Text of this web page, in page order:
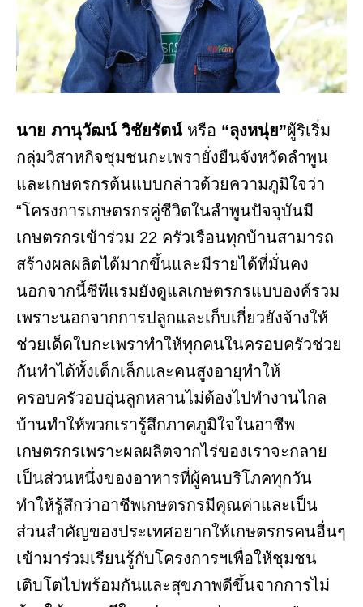
นาย ภานุวัฒน์ วิชัยรัตน์ หรือ “ลุงหนุ่ย”ผู้ริเริ่ม
กลุ่มวิสาหกิจชุมชนกะเพรายั่งยืนจังหวัดลำพูน
และเกษตรกรต้นแบบกล่าวด้วยความภูมิใจว่า
“โครงการเกษตรกรคู่ชีวิตในลำพูนปัจจุบันมี
เกษตรกรเข้าร่วม 22 ครัวเรือนทุกบ้านสามารถ
สร้างผลผลิตได้มากขึ้นและมีรายได้ที่มั่นคง
นอกจากนี้ซีพีแรมยังดูแลเกษตรกรแบบองค์รวม
เพราะนอกจากการปลูกและเก็บเกี่ยวยังจ้างให้
ช่วยเด็ดใบกะเพราทำให้ทุกคนในครอบครัวช่วย
กันทำได้ทั้งเด็กเล็กและคนสูงอายุทำให้
ครอบครัวอบอุ่นลูกหลานไม่ต้องไปทำงานไกล
บ้านทำให้พวกเรารู้สึกภาคภูมิใจในอาชีพ
เกษตรกรเพราะผลผลิตจากไร่ของเราจะกลาย
เป็นส่วนหนึ่งของอาหารที่ผู้คนบริโภคทุกวัน
ทำให้รู้สึกว่าอาชีพเกษตรกรมีคุณค่าและเป็น
ส่วนสำคัญของประเทศอยากให้เกษตรกรคนอื่นๆ
เข้ามาร่วมเรียนรู้กับโครงการฯเพื่อให้ชุมชน
เติบโตไปพร้อมกันและสุขภาพดีขึ้นจากการไม่